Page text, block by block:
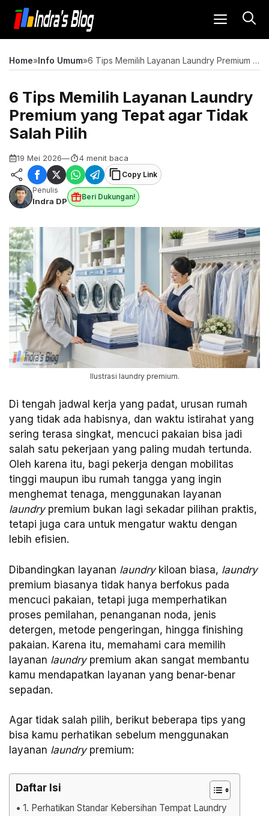
Langsung
isi
MENU
Home»Info Umum» 6 Tips Memilih Layanan Laundry Premium yang Tepat agar Tidak Salah Pilih
6 Tips Memilih Layanan Laundry
Premium yang Tepat agar Tidak
Salah Pilih
19 Mei 2026— 4 menit baca
Copy Link
Penulis
Indra DP Beri Dukungan!
Ilustrasi laundry premium.
Di tengah jadwal kerja yang padat, urusan rumah
yang tidak ada habisnya, dan waktu istirahat yang
sering terasa singkat, mencuci pakaian bisa jadi
salah satu pekerjaan yang paling mudah tertunda.
Oleh karena itu, bagi pekerja dengan mobilitas
tinggi maupun ibu rumah tangga yang ingin
menghemat tenaga, menggunakan layanan
laundrypremium bukan lagi sekadar pilihan praktis,
tetapi juga cara untuk mengatur waktu dengan
lebih efisien.
Dibandingkan layanan laundrykiloan biasa, laundry
premium biasanya tidak hanya berfokus pada
mencuci pakaian, tetapi juga memperhatikan
proses pemilahan, penanganan noda, jenis
detergen, metode pengeringan, hingga finishing
pakaian. Karena itu, memahami cara memilih
layanan laundrypremium akan sangat membantu
kamu mendapatkan layanan yang benar-benar
sepadan.
Agar tidak salah pilih, berikut beberapa tips yang
bisa kamu perhatikan sebelum menggunakan
layanan laundrypremium:
Daftar Isi
1. Perhatikan Standar Kebersihan Tempat Laundry